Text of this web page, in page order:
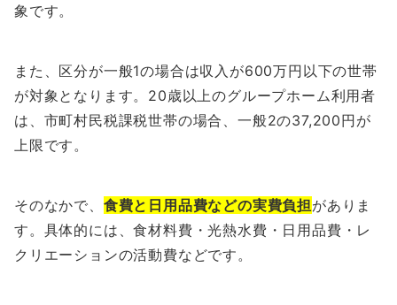
象です。
また、区分が一般1の場合は収入が600万円以下の世帯
が対象となります。20歳以上のグループホーム利用者
は、市町村民税課税世帯の場合、一般2の37,200円が
上限です。
そのなかで、 食費と日用品費などの実費負担がありま
す。具体的には、食材料費・光熱水費・日用品費・レ
クリエーションの活動費などです。